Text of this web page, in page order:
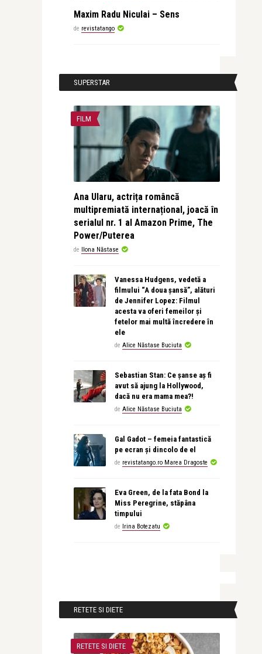
Maxim Radu Niculai – Sens
de revistatango
SUPERSTAR
FILM
Ana Ularu, actrița româncă
multipremiată internațional, joacă în
serialul nr. 1 al Amazon Prime, The
Power/Puterea
de Ilona Năstase
Vanessa Hudgens, vedetă a
filmului “A doua șansă”, alături
de Jennifer Lopez: Filmul
acesta va oferi femeilor și
fetelor mai multă încredere în
ele
de Alice Năstase Buciuta
Sebastian Stan: Ce șanse aș fi
avut să ajung la Hollywood,
dacă nu era mama mea?!
de Alice Năstase Buciuta
Gal Gadot – femeia fantastică
pe ecran și dincolo de el
de revistatango.ro Marea Dragoste
Eva Green, de la fata Bond la
Miss Peregrine, stăpâna
timpului
de Irina Botezatu
RETETE SI DIETE
RETETE SI DIETE